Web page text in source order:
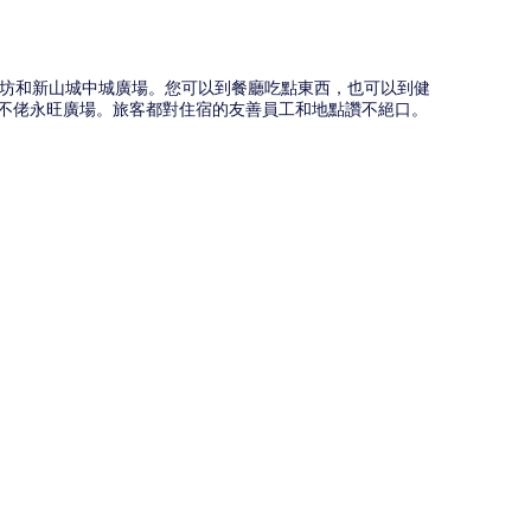
和新山城中城廣場。您可以到餐廳吃點東西，也可以到健
永旺廣場。旅客都對住宿的友善員工和地點讚不絕口。